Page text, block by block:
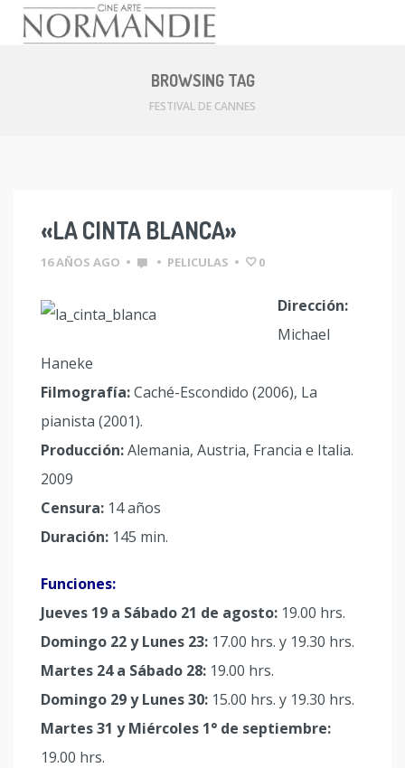
BROWSING TAG
FESTIVAL DE CANNES
«LA CINTA BLANCA»
16 AÑOS AGO • • PELICULAS • 0
Dirección:
Michael
Haneke
Filmografía:Caché-Escondido (2006), La
pianista (2001).
Producción:Alemania, Austria, Francia e Italia.
2009
Censura: 14 años
Duración: 145 min.
Funciones:
Jueves 19 a Sábado 21 de agosto: 19.00 hrs.
Domingo 22 y Lunes 23: 17.00 hrs. y 19.30 hrs.
Martes 24 a Sábado 28: 19.00 hrs.
Domingo 29 y Lunes 30: 15.00 hrs. y 19.30 hrs.
Martes 31 y Miércoles 1° de septiembre:
19.00 hrs.